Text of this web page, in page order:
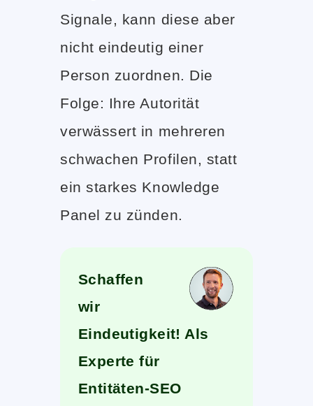
Signale, kann diese aber
nicht eindeutig einer
Person zuordnen. Die
Folge: Ihre Autorität
verwässert in mehreren
schwachen Profilen, statt
ein starkes Knowledge
Panel zu zünden.
Schaffen
wir
Eindeutigkeit! Als
Experte für
Entitäten-SEO